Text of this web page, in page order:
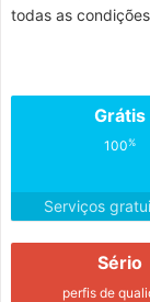
todas as
Grátis
100%
Serviços
Sério
perfis de